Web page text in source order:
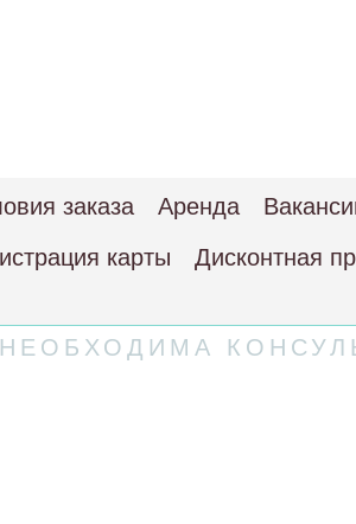
заказа Аренда
карты
Дисконтная